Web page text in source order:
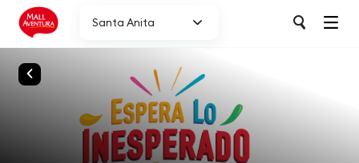
Santa Anita